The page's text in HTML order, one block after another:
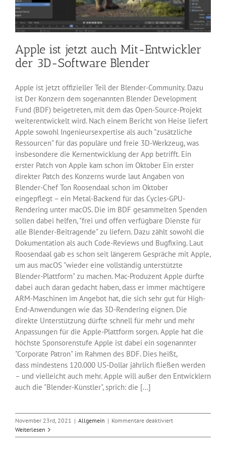
Apple ist jetzt auch Mit-Entwickler
der 3D-Software Blender
Apple ist jetzt offizieller Teil der Blender-Community. Dazu
ist Der Konzern dem sogenannten Blender Development
Fund (BDF) beigetreten, mit dem das Open-Source-Projekt
weiterentwickelt wird. Nach einem Bericht von Heise liefert
Apple sowohl Ingenieursexpertise als auch "zusätzliche
Ressourcen" für das populäre und freie 3D-Werkzeug, was
insbesondere die Kernentwicklung der App betrifft. Ein
erster Patch von Apple kam schon im Oktober Ein erster
direkter Patch des Konzerns wurde laut Angaben von
Blender-Chef Ton Roosendaal schon im Oktober
eingepflegt – ein Metal-Backend für das Cycles-GPU-
Rendering unter macOS. Die im BDF gesammelten Spenden
sollen dabei helfen, "frei und offen verfügbare Dienste für
alle Blender-Beitragende" zu liefern. Dazu zählt sowohl die
Dokumentation als auch Code-Reviews und Bugfixing. Laut
Roosendaal gab es schon seit längerem Gespräche mit Apple,
um aus macOS "wieder eine vollständig unterstützte
Blender-Plattform" zu machen. Mac-Produzent Apple dürfte
dabei auch daran gedacht haben, dass er immer mächtigere
ARM-Maschinen im Angebot hat, die sich sehr gut für High-
End-Anwendungen wie das 3D-Rendering eignen. Die
direkte Unterstützung dürfte schnell für mehr und mehr
Anpassungen für die Apple-Plattform sorgen. Apple hat die
höchste Sponsorenstufe Apple ist dabei ein sogenannter
"Corporate Patron" im Rahmen des BDF. Dies heißt,
dass mindestens 120.000 US-Dollar jährlich fließen werden
– und vielleicht auch mehr. Apple will außer den Entwicklern
auch die "Blender-Künstler", sprich: die [...]
November 23rd, 2021 | Allgemein | Kommentare deaktiviertfür
ist
Weiterlesen